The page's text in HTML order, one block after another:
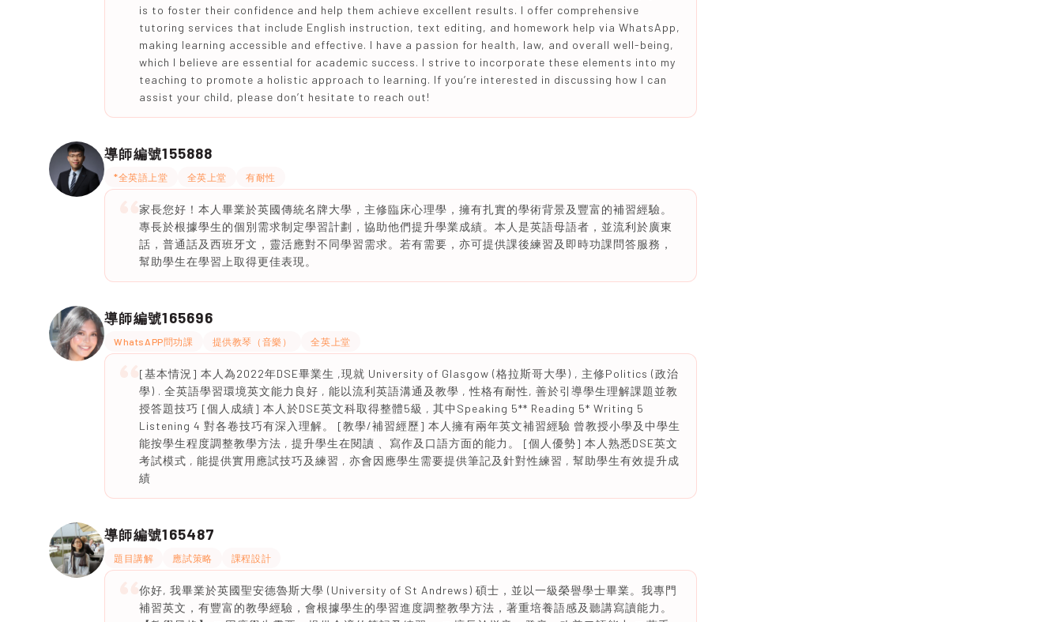
is to foster their confidence and help them achieve excellent results. I offer comprehensive
tutoring services that include English instruction, text editing, and homework help via WhatsApp,
making learning accessible and effective. I have a passion for health, law, and overall well-being,
which I believe are essential for academic success. I strive to incorporate these elements into my
teaching to promote a holistic approach to learning. If you’re interested in discussing how I can
assist your child, please don’t hesitate to reach out!
導師編號155888
*全英語上堂 全英上堂 有耐性
家長您好！本人畢業於英國傳統名牌大學，主修臨床心理學，擁有扎實的學術背景及豐富的補習經驗。
專長於根據學生的個別需求制定學習計劃，協助他們提升學業成績。本人是英語母語者，並流利於廣東
話，普通話及西班牙文，靈活應對不同學習需求。若有需要，亦可提供課後練習及即時功課問答服務，
幫助學生在學習上取得更佳表現。
導師編號165696
WhatsAPP問功課 提供教琴（音樂） 全英上堂
[基本情況] 本人為2022年DSE畢業生 ,現就 University of Glasgow (格拉斯哥大學) , 主修Politics (政治
學) . 全英語學習環境英文能力良好 , 能以流利英語溝通及教學 , 性格有耐性, 善於引導學生理解課題並教
授答題技巧 [個人成績] 本人於DSE英文科取得整體5級 , 其中Speaking 5** Reading 5* Writing 5
Listening 4 對各卷技巧有深入理解。 [教學/補習經歷] 本人擁有兩年英文補習經驗 曾教授小學及中學生
能按學生程度調整教學方法 , 提升學生在閱讀 、寫作及口語方面的能力。 [個人優勢] 本人熟悉DSE英文
考試模式 , 能提供實用應試技巧及練習 , 亦會因應學生需要提供筆記及針對性練習 , 幫助學生有效提升成
績
導師編號165487
題目講解 應試策略 課程設計
你好, 我畢業於英國聖安德魯斯大學 (University of St Andrews) 碩士，並以一級榮譽學士畢業。我專門
補習英文，有豐富的教學經驗，會根據學生的學習進度調整教學方法，著重培養語感及聽講寫讀能力。